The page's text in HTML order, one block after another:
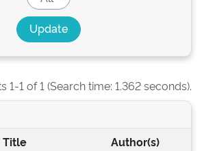
1-1 of 1 (Search time: 1.362 seconds).
Title Author(s)